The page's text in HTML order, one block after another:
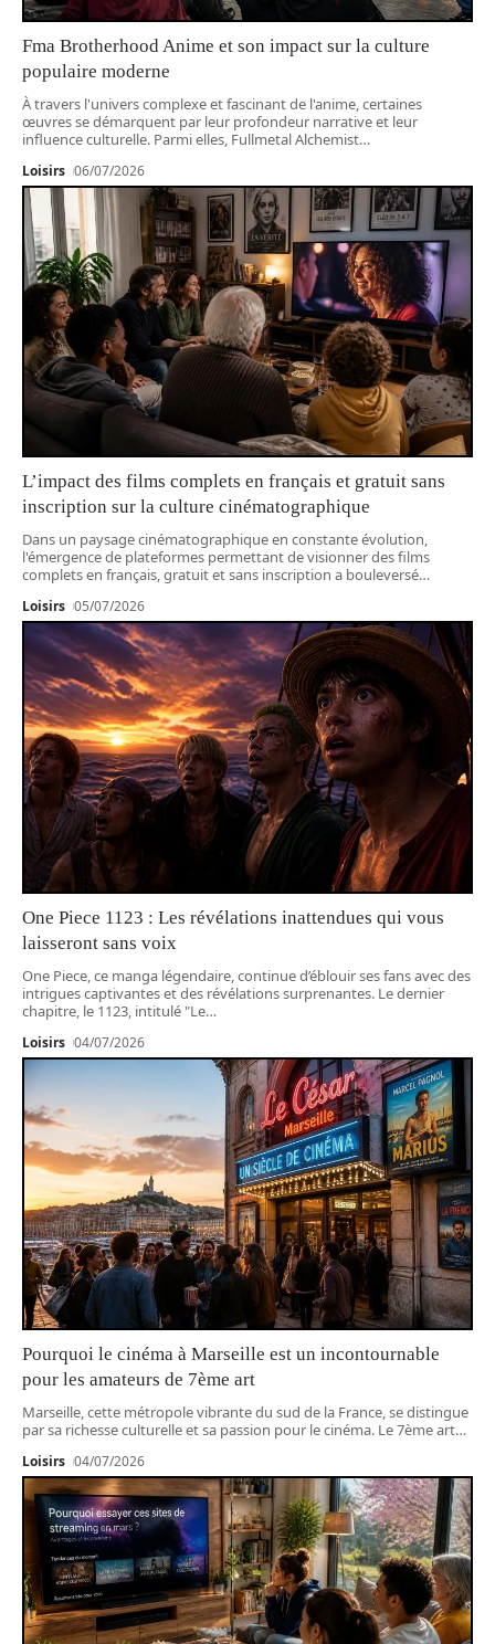
Fma Brotherhood Anime et son impact sur la culture
populaire moderne
À travers l'univers complexe et fascinant de l'anime, certaines
œuvres se démarquent par leur profondeur narrative et leur
influence culturelle. Parmi elles, Fullmetal Alchemist…
Loisirs 06/07/2026
L’impact des films complets en français et gratuit sans
inscription sur la culture cinématographique
Dans un paysage cinématographique en constante évolution,
l'émergence de plateformes permettant de visionner des films
complets en français, gratuit et sans inscription a bouleversé…
Loisirs 05/07/2026
One Piece 1123 : Les révélations inattendues qui vous
laisseront sans voix
One Piece, ce manga légendaire, continue d’éblouir ses fans avec des
intrigues captivantes et des révélations surprenantes. Le dernier
chapitre, le 1123, intitulé "Le…
Loisirs 04/07/2026
Pourquoi le cinéma à Marseille est un incontournable
pour les amateurs de 7ème art
Marseille, cette métropole vibrante du sud de la France, se distingue
par sa richesse culturelle et sa passion pour le cinéma. Le 7ème art…
Loisirs 04/07/2026